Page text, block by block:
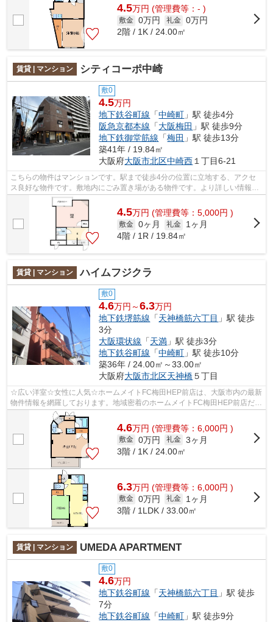
4.5万円 (管理費等：- )
敷金 0万円 礼金 0万円
2階 / 1K / 24.00㎡
賃貸 | マンション シティコーポ中崎
敷0
4.5万円
地下鉄谷町線 「中崎町 」駅 徒歩4分
阪急京都本線 「大阪梅田 」駅 徒歩9分
地下鉄御堂筋線 「梅田 」駅 徒歩13分
築41年 / 19.84㎡
大阪府大阪市北区中崎西 １丁目6-21
こちらの物件はマンションです。駅まで徒歩4分の位置に立地する、アクセ
ス良好な物件です。敷地内にごみ置き場がある物件です。より詳しい情報や
内見のご予約はホームメイト梅田ＨＥＰ...
4.5万円 (管理費等：5,000円 )
敷金 0ヶ月 礼金
1ヶ月
4階 / 1R / 19.84㎡
賃貸 | マンション ハイムフジクラ
敷0
4.6万円～6.3万円
地下鉄堺筋線 「天神橋筋六丁目 」駅 徒歩
3分
大阪環状線 「天満 」駅 徒歩3分
地下鉄谷町線 「中崎町 」駅 徒歩10分
築36年 / 24.00㎡～33.00㎡
大阪府大阪市北区天神橋５丁目
☆広い洋室☆女性に人気☆ホームメイトFC梅田HEP前店は、大阪市内の最新
物件情報を網羅しております。地域密着のホームメイトFC梅田HEP前店だか
らできるお部屋探し品質であなたの理想のお...
4.6万円 (管理費等：6,000円 )
敷金 0万円 礼金 3ヶ月
3階 / 1K / 24.00㎡
6.3万円 (管理費等：6,000円 )
敷金 0万円 礼金
1ヶ月
3階 / 1LDK / 33.00㎡
賃貸 | マンション UMEDA APARTMENT
敷0
4.6万円
地下鉄谷町線 「天神橋筋六丁目 」駅 徒歩
7分
地下鉄谷町線 「中崎町 」駅 徒歩9分